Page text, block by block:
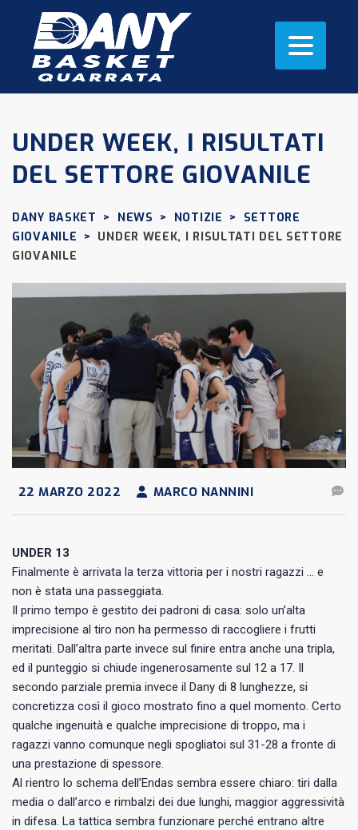
UNDER WEEK, I RISULTATI
DEL SETTORE GIOVANILE
DANY BASKET > NEWS > NOTIZIE >
SETTORE
GIOVANILE > UNDER WEEK, I RISULTATI DEL SETTORE
GIOVANILE
22 MARZO 2022 MARCO NANNINI
UNDER 13
Finalmente è arrivata la terza vittoria per i nostri ragazzi … e
non è stata una passeggiata.
Il primo tempo è gestito dei padroni di casa: solo un’alta
imprecisione al tiro non ha permesso di raccogliere i frutti
meritati. Dall’altra parte invece sul finire entra anche una tripla,
ed il punteggio si chiude ingenerosamente sul 12 a 17. Il
secondo parziale premia invece il Dany di 8 lunghezze, si
concretizza così il gioco mostrato fino a quel momento. Certo
qualche ingenuità e qualche imprecisione di troppo, ma i
ragazzi vanno comunque negli spogliatoi sul 31-28 a fronte di
una prestazione di spessore.
Al rientro lo schema dell’Endas sembra essere chiaro: tiri dalla
media o dall’arco e rimbalzi dei due lunghi, maggior aggressività
in difesa. La tattica sembra funzionare perché entrano altre